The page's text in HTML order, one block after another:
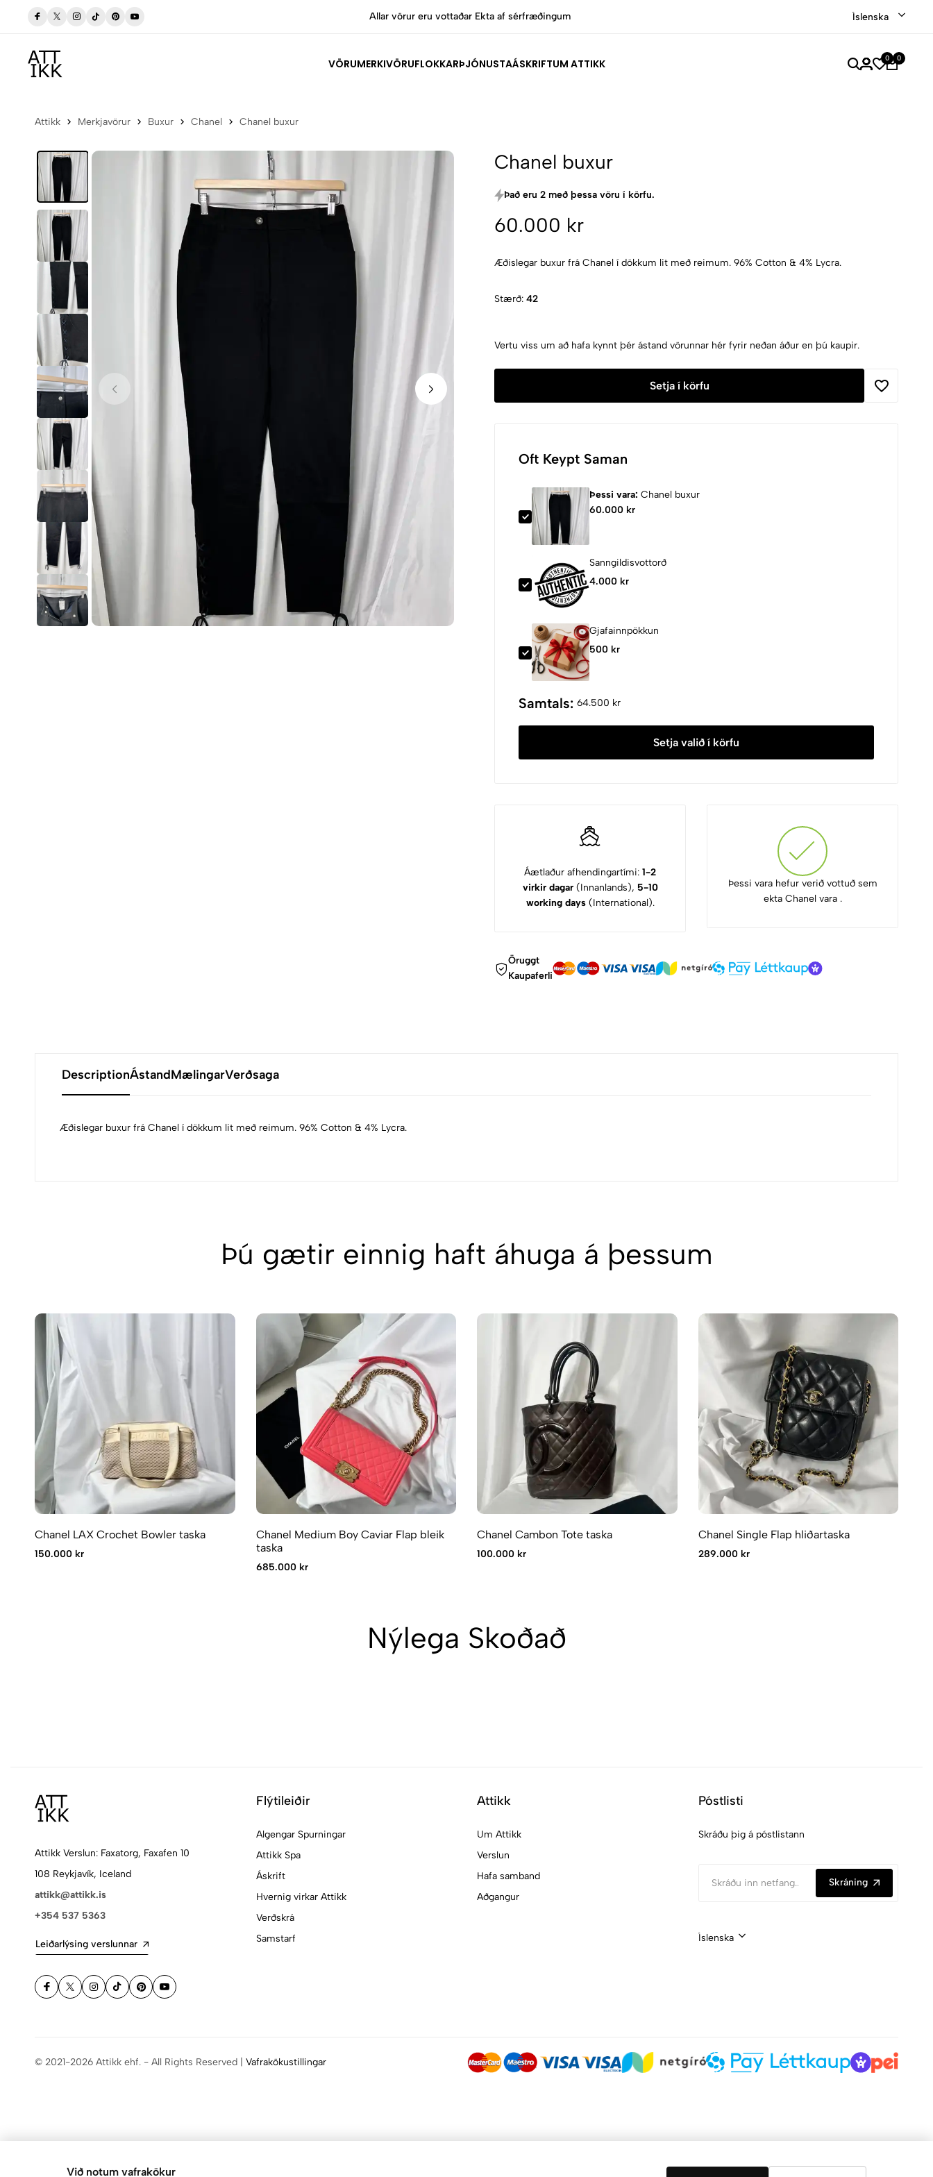
Við notum vafrakökur
Frí sending í póstbox innan Íslands Allar vörur eru vottaðar Ekta af sérfræðingum Íslenska
VÖRUMERKIVÖRUFLOKKARÞJÓNUSTAÁSKRIFTUM ATTIKK 0 0
Attikk Merkjavörur Buxur Chanel Chanel buxur
Chanel buxur
Það eru 2 með þessa vöru í körfu.
60.000 kr
Æðislegar buxur frá Chanel í dökkum lit með reimum. 96% Cotton & 4% Lycra.
Stærð: 42
Vertu viss um að hafa kynnt þér ástand vörunnar hér fyrir neðan áður en þú kaupir.
Setja í körfu
Oft Keypt Saman
Þessi vara: Chanel buxur
60.000 kr
Sanngildisvottorð
4.000 kr
Gjafainnpökkun
500 kr
Samtals: 64.500 kr
Setja valið í körfu
Áætlaður afhendingartími: 1-2
virkir dagar (Innanlands), 5-10
working days(International).
Þessi vara hefur verið vottuð sem
ekta Chanel vara .
Öruggt
Kaupaferli
DescriptionÁstandMælingarVerðsaga
Æðislegar buxur frá Chanel í dökkum lit með reimum. 96% Cotton & 4% Lycra.
Þú gætir einnig haft áhuga á þessum
Chanel LAX Crochet Bowler taska
150.000 kr
Chanel Medium Boy Caviar Flap bleik
taska
685.000 kr
Chanel Cambon Tote taska
100.000 kr
Chanel Single Flap hliðartaska
289.000 kr
Nýlega Skoðað
Attikk Verslun: Faxatorg, Faxafen 10
108 Reykjavík, Iceland
attikk@attikk.is
+354 537 5363
Leiðarlýsing verslunnar
Flýtileiðir
Algengar Spurningar
Attikk Spa
Áskrift
Hvernig virkar Attikk
Verðskrá
Samstarf
Attikk
Um Attikk
Verslun
Hafa samband
Aðgangur
Póstlisti
Skráðu þig á póstlistann
Skráning
Íslenska
© 2021-2026 Attikk ehf. - All Rights Reserved | Vafrakökustillingar